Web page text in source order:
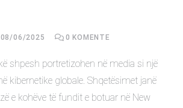
08/06/2025 0 KOMENTE
shpesh portretizohen në media si një
kibernetike globale. Shqetësimet janë
e kohëve të fundit e botuar në New